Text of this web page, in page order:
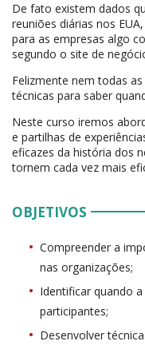
De fato existem dados
reuniões diárias nos
para as empresas algo
segundo o site de
Felizmente nem todas
técnicas para saber
Neste curso iremos
e partilhas de
eficazes da história dos
tornem cada vez mais
OBJETIVOS
Compreender a
nas organizações;
Identificar quando
participantes;
Desenvolver